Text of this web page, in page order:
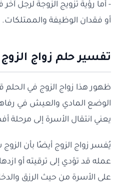
- أما رؤية تزويج الزوجة لرجل
أو فقدان الوظيفة والممتلكات.
تفسير حلم زواج
ظهور هذا زواج الزوج في
الوضع المادي والعيش في
يعني انتقال الأسرة إلى مرحلة
يُفسر زواج الزوج أيضًا بأن
عمله قد تؤدي إلى ترقيته أو
على الأسرة من حيث الرزق